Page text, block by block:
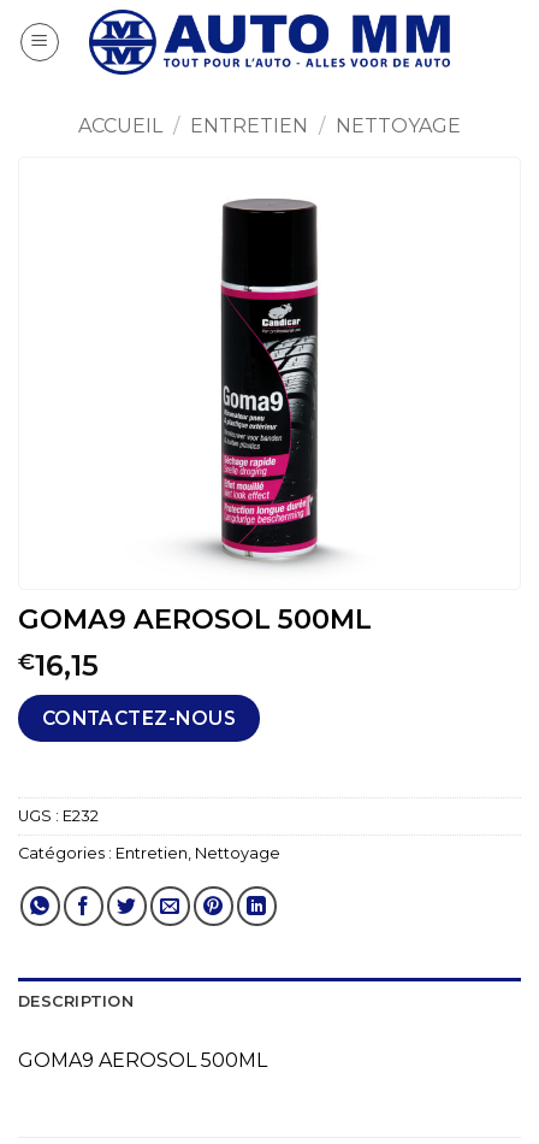
au
ACCUEIL / ENTRETIEN / NETTOYAGE
GOMA9 AEROSOL 500ML
€16,15
CONTACTEZ-NOUS
UGS : E232
Catégories : Entretien Nettoyage
DESCRIPTION
GOMA9 AEROSOL 500ML